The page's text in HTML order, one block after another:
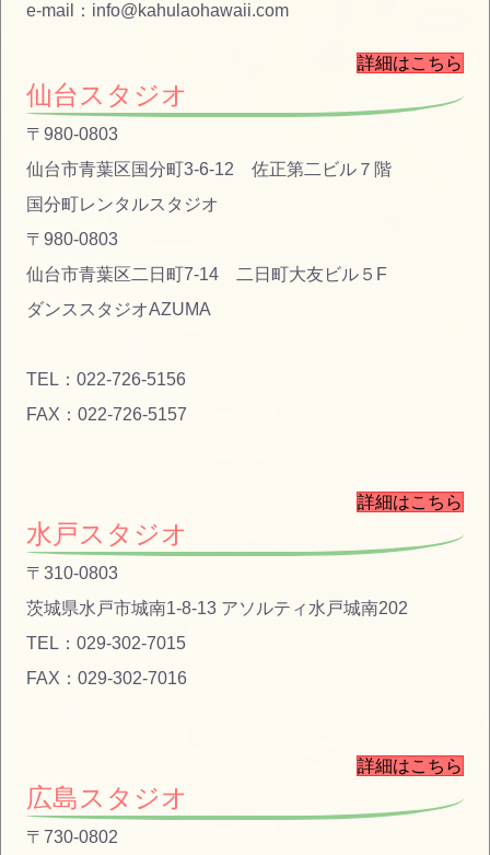
e-mail：info@kahulaohawaii.com
詳細はこちら
仙台スタジオ
〒980-0803
仙台市青葉区国分町3-6-12 佐正第二ビル７階
国分町レンタルスタジオ
〒980-0803
仙台市青葉区二日町7-14 二日町大友ビル５F
ダンススタジオAZUMA
TEL：022-726-5156
FAX：022-726-5157
詳細はこちら
水戸スタジオ
〒310-0803
茨城県水戸市城南1-8-13 アソルティ水戸城南202
TEL：029-302-7015
FAX：029-302-7016
詳細はこちら
広島スタジオ
〒730-0802